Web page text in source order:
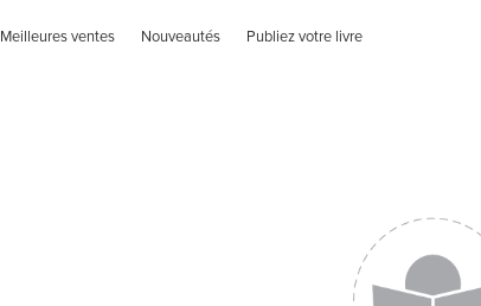
Meilleures ventes Nouveautés Publiez votre livre